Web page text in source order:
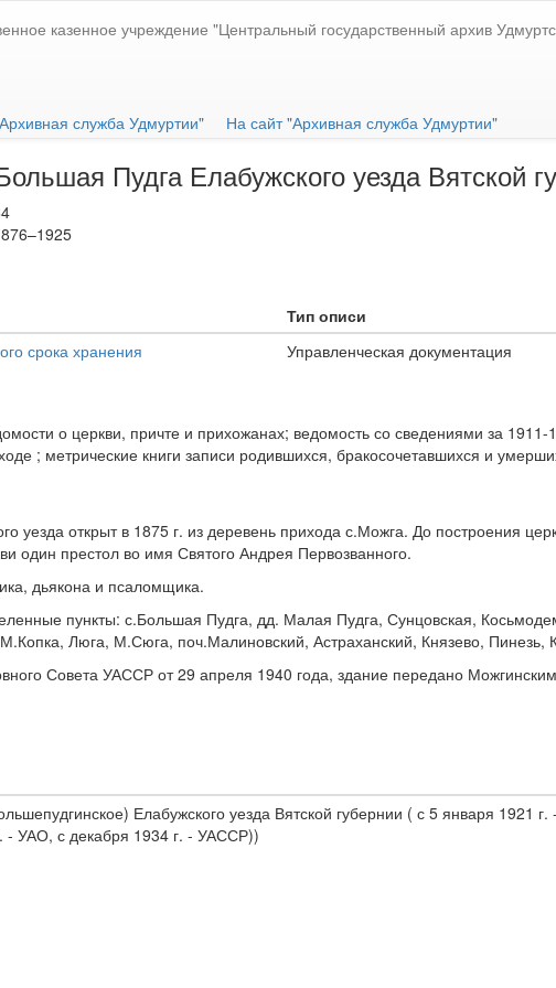
казенное учреждение "Центральный государственный архив
служба Удмуртии" На сайт "Архивная служба Удмуртии"
Пудга Елабужского уезда Вятской
Тип описи
срока хранения Управленческая документация
о церкви, причте и прихожанах; ведомость со сведениями за
; метрические книги записи родившихся, бракосочетавшихся и
уезда открыт в 1875 г. из деревень прихода с.Можга. До построения
один престол во имя Святого Андрея Первозванного.
дьякона и псаломщика.
пункты: с.Большая Пудга, дд. Малая Пудга, Сунцовская,
Люга, М.Сюга, поч.Малиновский, Астраханский, Князево, Пинезь,
Совета УАССР от 29 апреля 1940 года, здание передано
Елабужского уезда Вятской губернии ( с 5 января 1921
- УАО, с декабря 1934 г. - УАССР))